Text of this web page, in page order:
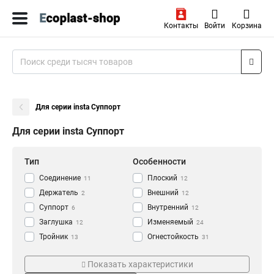
Контакты Войти Корзина
Для серии insta Суппорт
Для серии insta Суппорт
Тип
Cоединение 11
Держатель 2
Суппорт 6
Заглушка 12
Тройник 13
Особенности
Плоский 12
Внешний 12
Внутренний 12
Изменяемый 24
Огнестойкость 31
100х55/40мм
Показать характеристики